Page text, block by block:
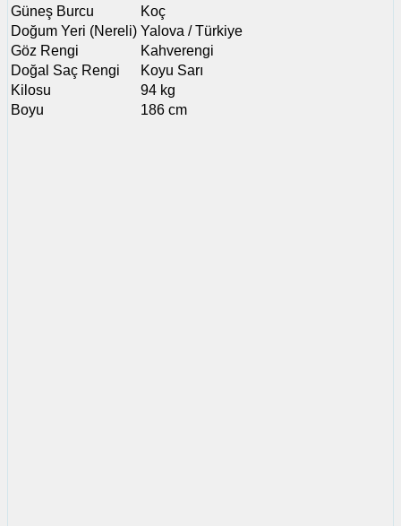
Güneş Burcu
Koç
Doğum Yeri (Nereli) Yalova / Türkiye
Göz Rengi
Kahverengi
Doğal Saç Rengi
Koyu Sarı
Kilosu
94 kg
Boyu
186 cm